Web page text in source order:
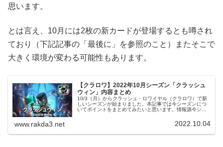
思います。
とは言え、10月には2枚の新カードが登場するとも噂され
ており（下記記事の「最後に」を参照のこと）またそこで
大きく環境が変わる可能性もあります。
【クラロワ】2022年10月シーズン「クラッシュ
ウィン」内容まとめ
10/3（月）からクラッシュ・ロワイヤル（クラロワ）で新
しいシーズンが始まりました。本記事では今シーズンにつ
いてポイントをまとめてみたいと思います。情報源今シー
www.rakda3.net 2022.10.04